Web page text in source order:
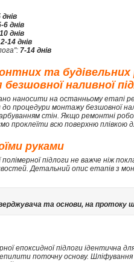
днів
6 днів
днів
14 днів
7-14 днів
та
наливної
наносити на останньому етапі
процедури монтажу безшовної
стін. Якщо ремонтні
проклеїти всю поверхню
руками
підлоги не важче ніж
Детальний опис етапів з
та основи, на протоку
епоксидної підлоги ідентична
поточну основу.